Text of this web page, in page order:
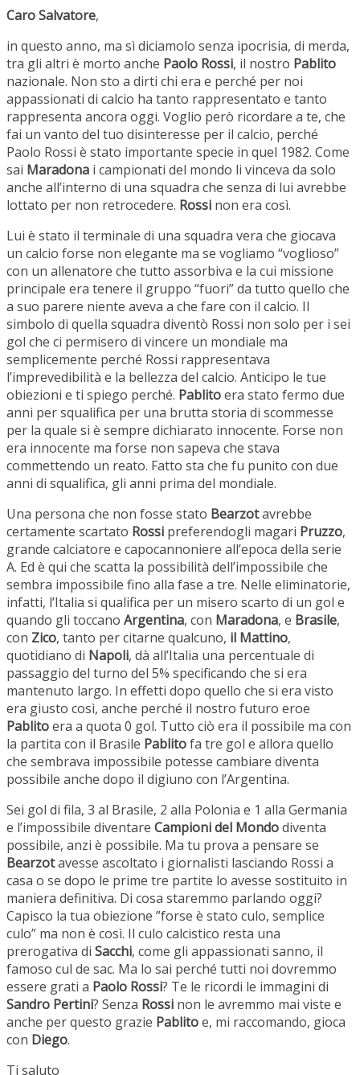
Caro Salvatore,
in questo anno, ma sì diciamolo senza ipocrisia, di merda,
tra gli altri è morto anche Paolo Rossi, il nostro Pablito
nazionale. Non sto a dirti chi era e perché per noi
appassionati di calcio ha tanto rappresentato e tanto
rappresenta ancora oggi. Voglio però ricordare a te, che
fai un vanto del tuo disinteresse per il calcio, perché
Paolo Rossi è stato importante specie in quel 1982. Come
sai Maradona i campionati del mondo li vinceva da solo
anche all’interno di una squadra che senza di lui avrebbe
lottato per non retrocedere. Rossi non era così.
Lui è stato il terminale di una squadra vera che giocava
un calcio forse non elegante ma se vogliamo “voglioso”
con un allenatore che tutto assorbiva e la cui missione
principale era tenere il gruppo “fuori” da tutto quello che
a suo parere niente aveva a che fare con il calcio. Il
simbolo di quella squadra diventò Rossi non solo per i sei
gol che ci permisero di vincere un mondiale ma
semplicemente perché Rossi rappresentava
l’imprevedibilità e la bellezza del calcio. Anticipo le tue
obiezioni e ti spiego perché. Pablitoera stato fermo due
anni per squalifica per una brutta storia di scommesse
per la quale si è sempre dichiarato innocente. Forse non
era innocente ma forse non sapeva che stava
commettendo un reato. Fatto sta che fu punito con due
anni di squalifica, gli anni prima del mondiale.
Una persona che non fosse stato Bearzotavrebbe
certamente scartato Rossi preferendogli magari Pruzzo,
grande calciatore e capocannoniere all’epoca della serie
A. Ed è qui che scatta la possibilità dell’impossibile che
sembra impossibile fino alla fase a tre. Nelle eliminatorie,
infatti, l’Italia si qualifica per un misero scarto di un gol e
quando gli toccano Argentina, con Maradona, e Brasile,
con Zico, tanto per citarne qualcuno, il Mattino,
quotidiano di Napoli, dà all’Italia una percentuale di
passaggio del turno del 5% specificando che si era
mantenuto largo. In effetti dopo quello che si era visto
era giusto così, anche perché il nostro futuro eroe
Pablitoera a quota 0 gol. Tutto ciò era il possibile ma con
la partita con il Brasile Pablitofa tre gol e allora quello
che sembrava impossibile potesse cambiare diventa
possibile anche dopo il digiuno con l’Argentina.
Sei gol di fila, 3 al Brasile, 2 alla Polonia e 1 alla Germania
e l’impossibile diventare Campioni del Mondodiventa
possibile, anzi è possibile. Ma tu prova a pensare se
Bearzotavesse ascoltato i giornalisti lasciando Rossi a
casa o se dopo le prime tre partite lo avesse sostituito in
maniera definitiva. Di cosa staremmo parlando oggi?
Capisco la tua obiezione ”forse è stato culo, semplice
culo” ma non è così. Il culo calcistico resta una
prerogativa di Sacchi, come gli appassionati sanno, il
famoso cul de sac. Ma lo sai perché tutti noi dovremmo
essere grati a Paolo Rossi? Te le ricordi le immagini di
Sandro Pertini? Senza Rossi non le avremmo mai viste e
anche per questo grazie Pablitoe, mi raccomando, gioca
con Diego.
Ti saluto